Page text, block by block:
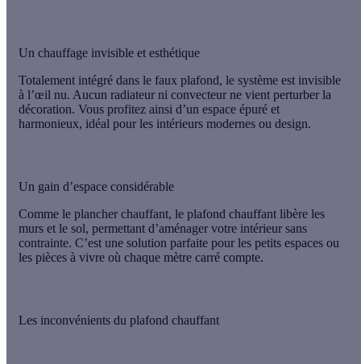
Un chauffage invisible et esthétique
Totalement intégré dans le faux plafond, le système est invisible
à l’œil nu. Aucun radiateur ni convecteur ne vient perturber la
décoration. Vous profitez ainsi d’un espace épuré et
harmonieux, idéal pour les intérieurs modernes ou design.
Un gain d’espace considérable
Comme le plancher chauffant, le plafond chauffant libère les
murs et le sol, permettant d’aménager votre intérieur sans
contrainte. C’est une solution parfaite pour les petits espaces ou
les pièces à vivre où chaque mètre carré compte.
Les inconvénients du plafond chauffant